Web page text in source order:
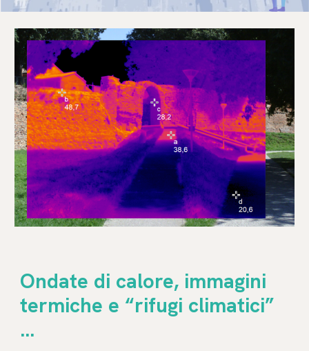
Ondate di calore, immagini
termiche e “rifugi climatici”
...